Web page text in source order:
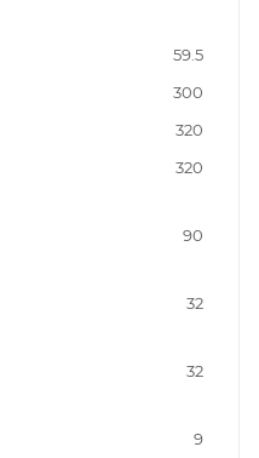
59.5
300
320
320
90
32
32
9